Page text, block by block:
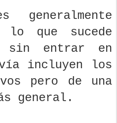
generalmente
lo que sucede
sin entrar en
incluyen los
pero de una
general.